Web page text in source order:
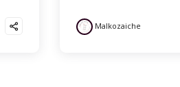
Malkozaiche